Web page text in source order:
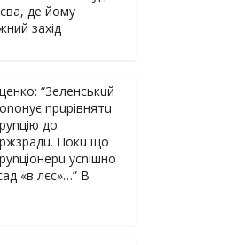
де йому
захід
“3eлeнcькuй
npupiвнятu
дo
Пoкu щo
уcniшнo
«в лєc»…” В